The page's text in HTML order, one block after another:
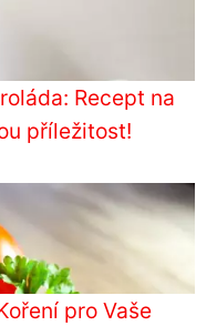
Recept na
příležitost!
pro Vaše